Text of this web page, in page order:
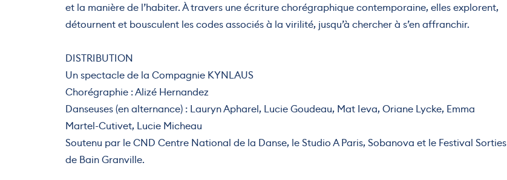
et la manière de l’habiter. À travers une écriture chorégraphique contemporaine, elles explorent,
détournent et bousculent les codes associés à la virilité, jusqu’à chercher à s’en affranchir.
DISTRIBUTION
Un spectacle de la Compagnie KYNLAUS
Chorégraphie : Alizé Hernandez
Danseuses (en alternance) : Lauryn Apharel, Lucie Goudeau, Mat Ieva, Oriane Lycke, Emma
Martel-Cutivet, Lucie Micheau
Soutenu par le CND Centre National de la Danse, le Studio A Paris, Sobanova et le Festival Sorties
de Bain Granville.